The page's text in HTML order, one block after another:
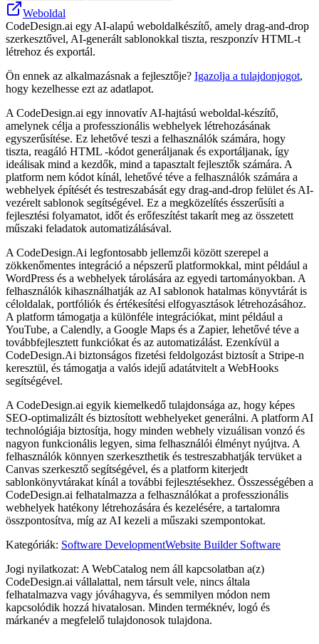
Weboldal
CodeDesign.ai egy AI-alapú weboldalkészítő, amely drag-and-drop
szerkesztővel, AI-generált sablonokkal tiszta, reszponzív HTML-t
létrehoz és exportál.
Ön ennek az alkalmazásnak a fejlesztője? Igazolja a tulajdonjogot,
hogy kezelhesse ezt az adatlapot.
A CodeDesign.ai egy innovatív AI-hajtású weboldal-készítő,
amelynek célja a professzionális webhelyek létrehozásának
egyszerűsítése. Ez lehetővé teszi a felhasználók számára, hogy
tiszta, reagáló HTML -kódot generáljanak és exportáljanak, így
ideálisak mind a kezdők, mind a tapasztalt fejlesztők számára. A
platform nem kódot kínál, lehetővé téve a felhasználók számára a
webhelyek építését és testreszabását egy drag-and-drop felület és AI-
vezérelt sablonok segítségével. Ez a megközelítés ésszerűsíti a
fejlesztési folyamatot, időt és erőfeszítést takarít meg az összetett
műszaki feladatok automatizálásával.
A CodeDesign.Ai legfontosabb jellemzői között szerepel a
zökkenőmentes integráció a népszerű platformokkal, mint például a
WordPress és a webhelyek tárolására az egyedi tartományokban. A
felhasználók kihasználhatják az AI sablonok hatalmas könyvtárát is
céloldalak, portfóliók és értékesítési elfogyasztások létrehozásához.
A platform támogatja a különféle integrációkat, mint például a
YouTube, a Calendly, a Google Maps és a Zapier, lehetővé téve a
továbbfejlesztett funkciókat és az automatizálást. Ezenkívül a
CodeDesign.Ai biztonságos fizetési feldolgozást biztosít a Stripe-n
keresztül, és támogatja a valós idejű adatátvitelt a WebHooks
segítségével.
A CodeDesign.ai egyik kiemelkedő tulajdonsága az, hogy képes
SEO-optimalizált és biztosított webhelyeket generálni. A platform AI
technológiája biztosítja, hogy minden webhely vizuálisan vonzó és
nagyon funkcionális legyen, sima felhasználói élményt nyújtva. A
felhasználók könnyen szerkeszthetik és testreszabhatják tervüket a
Canvas szerkesztő segítségével, és a platform kiterjedt
sablonkönyvtárakat kínál a további fejlesztésekhez. Összességében a
CodeDesign.ai felhatalmazza a felhasználókat a professzionális
webhelyek hatékony létrehozására és kezelésére, a tartalomra
összpontosítva, míg az AI kezeli a műszaki szempontokat.
Kategóriák: Software DevelopmentWebsite Builder Software
Jogi nyilatkozat: A WebCatalog nem áll kapcsolatban a(z)
CodeDesign.ai vállalattal, nem társult vele, nincs általa
felhatalmazva vagy jóváhagyva, és semmilyen módon nem
kapcsolódik hozzá hivatalosan. Minden terméknév, logó és
márkanév a megfelelő tulajdonosok tulajdona.